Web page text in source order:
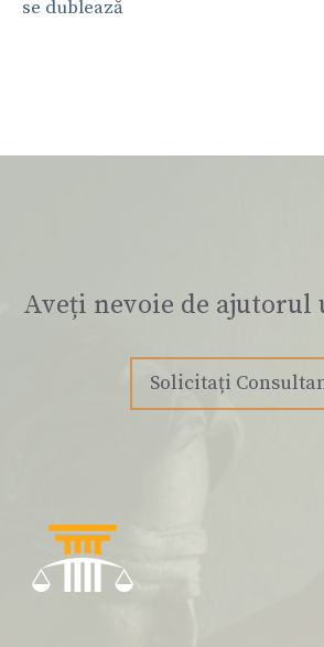
se dublează
Aveți nevoie de ajutorul
Solicitați